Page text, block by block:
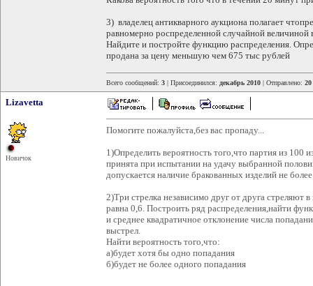
3) владелец антикварного аукциона полагает
равномерно роспределенной случайной величиной
Найдите и постройте функцию распределения.
продана за цену меньшую чем 675 тыс рублей
Всего сообщений: 3 | Присоединился: декабрь 2010 | Отправлено: 20
Lizavetta
Новичок
Помогите пожалуйста,без вас пропаду...
1)Определить вероятность того,что партия из 100
принята при испытании на удачу выбранной
допускается наличие бракованных изделий не
2)Три стрелка независимо друг от друга стреляют
равна 0,6. Построить ряд распределения,найти
и среднее квадратичное отклонение числа
выстрел.
Найти вероятность того,что:
а)будет хотя бы одно попадания
б)будет не более одного попадания